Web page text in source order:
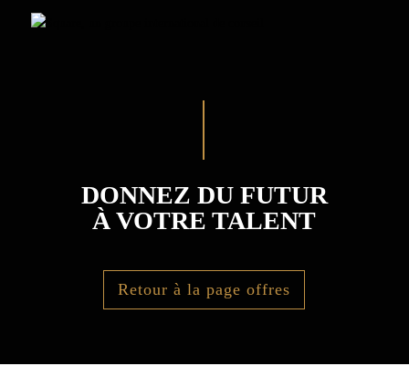
DONNEZ DU FUTUR
À VOTRE TALENT
Retour à la page offres